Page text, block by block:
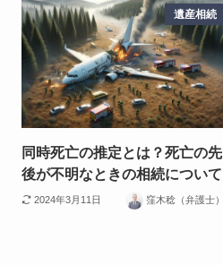
遺産相続
同時死亡の推定とは？死亡の先
後が不明なときの相続について
2024年3月11日 窪木稔（弁護士）